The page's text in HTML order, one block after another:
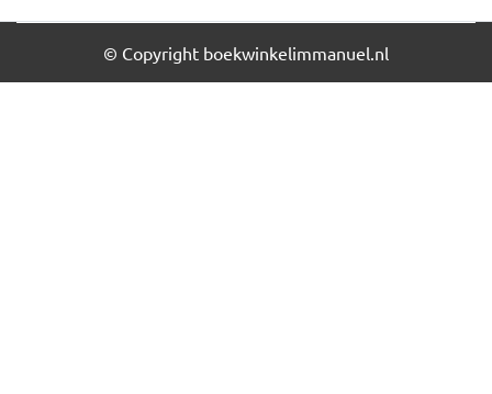
© Copyright boekwinkelimmanuel.nl